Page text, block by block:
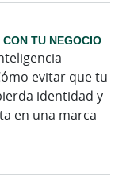
TU NEGOCIO
evitar que tu
identidad y
en una marca